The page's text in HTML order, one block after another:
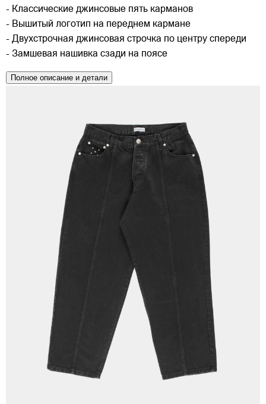
- Классические джинсовые пять карманов
- Вышитый логотип на переднем кармане
- Двухстрочная джинсовая строчка по центру спереди
- Замшевая нашивка сзади на поясе
Полное описание и детали